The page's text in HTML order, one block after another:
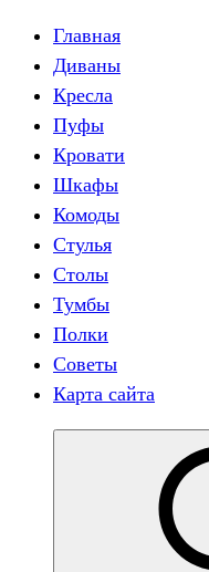
Главная
Диваны
Кресла
Пуфы
Кровати
Шкафы
Комоды
Стулья
Столы
Тумбы
Полки
Советы
Карта сайта